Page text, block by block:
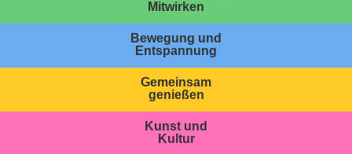
Mitwirken
Bewegung und
Entspannung
Gemeinsam
genießen
Kunst und
Kultur